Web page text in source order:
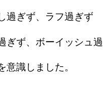
過ぎず、ラフ過ぎず
ぎず、ボーイッシュ
意識しました。